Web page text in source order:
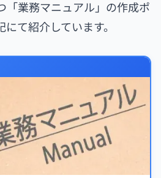
「業務マニュアル」の作成ポ
て紹介しています。